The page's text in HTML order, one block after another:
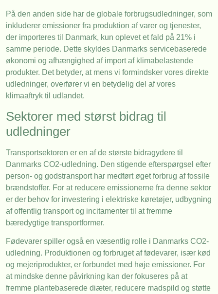
På den anden side har de globale forbrugsudledninger, som
inkluderer emissioner fra produktion af varer og tjenester,
der importeres til Danmark, kun oplevet et fald på 21% i
samme periode. Dette skyldes Danmarks servicebaserede
økonomi og afhængighed af import af klimabelastende
produkter. Det betyder, at mens vi formindsker vores direkte
udledninger, overfører vi en betydelig del af vores
klimaaftryk til udlandet.
Sektorer med størst bidrag til
udledninger
Transportsektoren er en af de største bidragydere til
Danmarks CO2-udledning. Den stigende efterspørgsel efter
person- og godstransport har medført øget forbrug af fossile
brændstoffer. For at reducere emissionerne fra denne sektor
er der behov for investering i elektriske køretøjer, udbygning
af offentlig transport og incitamenter til at fremme
bæredygtige transportformer.
Fødevarer spiller også en væsentlig rolle i Danmarks CO2-
udledning. Produktionen og forbruget af fødevarer, især kød
og mejeriprodukter, er forbundet med høje emissioner. For
at mindske denne påvirkning kan der fokuseres på at
fremme plantebaserede diæter, reducere madspild og støtte